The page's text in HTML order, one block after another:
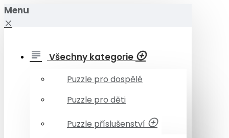
Menu
Všechny kategorie
Puzzle pro dospělé
Puzzle pro děti
Puzzle příslušenství